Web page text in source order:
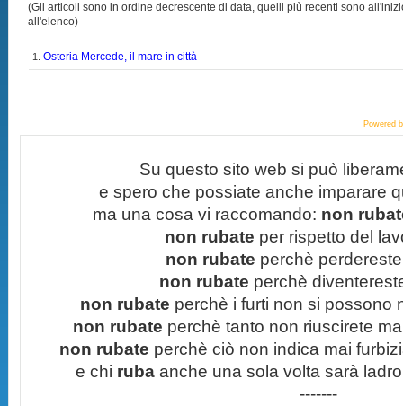
(Gli articoli sono in ordine decrescente di data, quelli più recenti sono
all'elenco)
1.Osteria Mercede, il mare in città
Powered
Su questo sito web si può
e spero che possiate anche imparare
ma una cosa vi raccomando: non
non rubate per rispetto del
non rubate perchè
non rubate perchè
non rubate perchè i furti non si possono
non rubate perchè tanto non riuscirete
non rubate perchè ciò non indica mai
e chi ruba anche una sola volta sarà
-------